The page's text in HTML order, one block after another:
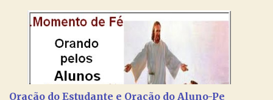
por estas valiosas orações. Tenham um lindo fim de semana na
paz de Jesus Cristo e no amor de Maria Santíssima. Adriana-
Devoção e Fé Clique para acessar: Facebook Padre Marcelo
Rossi Site Padre Marcelo Rossi (para ouvir o Momento de Fé)
Tocai, Cura! E Restaura! "Jesus, no poder de Seu Nome, peço
agora que as águas do meu batismo fluam para trás através das
Oração do Estudante e Oração do Aluno-Pe